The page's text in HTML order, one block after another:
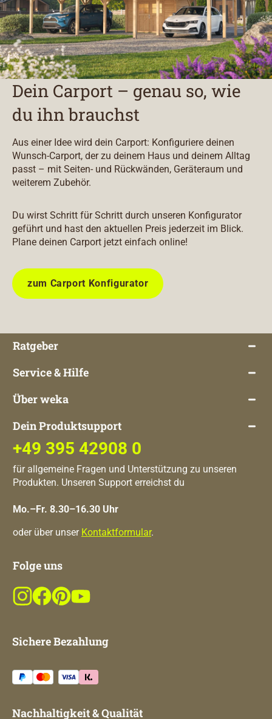
Dein Carport – genau so, wie
du ihn brauchst
Aus einer Idee wird dein Carport: Konfiguriere deinen
Wunsch-Carport, der zu deinem Haus und deinem Alltag
passt – mit Seiten- und Rückwänden, Geräteraum und
weiterem Zubehör.
Du wirst Schritt für Schritt durch unseren Konfigurator
geführt und hast den aktuellen Preis jederzeit im Blick.
Plane deinen Carport jetzt einfach online!
zum Carport Konfigurator
Ratgeber
Service & Hilfe
Über weka
Dein Produktsupport
+49 395 42908 0
für allgemeine Fragen und Unterstützung zu unseren
Produkten. Unseren Support erreichst du
Mo.–Fr. 8.30–16.30 Uhr
oder über unser Kontaktformular.
Folge uns
Sichere Bezahlung
Nachhaltigkeit & Qualität